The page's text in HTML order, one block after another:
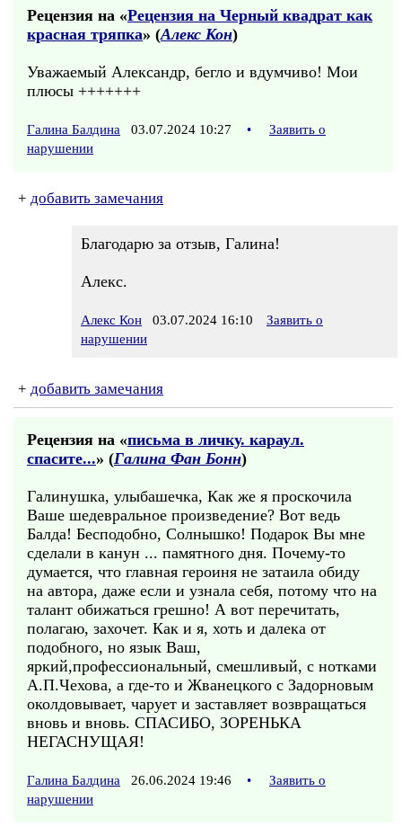
Рецензия на «Рецензия на Черный квадрат как
красная тряпка» (Алекс Кон)
Уважаемый Александр, бегло и вдумчиво! Мои
плюсы +++++++
Галина Балдина 03.07.2024 10:27 •
Заявить о
нарушении
+ добавить замечания
Благодарю за отзыв, Галина!
Алекс.
Алекс Кон 03.07.2024 16:10
Заявить о
нарушении
+ добавить замечания
Рецензия на «письма в личку. караул.
спасите...» (Галина Фан Бонн)
Галинушка, улыбашечка, Как же я проскочила
Ваше шедевральное произведение? Вот ведь
Балда! Бесподобно, Солнышко! Подарок Вы мне
сделали в канун ... памятного дня. Почему-то
думается, что главная героиня не затаила обиду
на автора, даже если и узнала себя, потому что на
талант обижаться грешно! А вот перечитать,
полагаю, захочет. Как и я, хоть и далека от
подобного, но язык Ваш,
яркий,профессиональный, смешливый, с нотками
А.П.Чехова, а где-то и Жванецкого с Задорновым
околдовывает, чарует и заставляет возвращаться
вновь и вновь. СПАСИБО, ЗОРЕНЬКА
НЕГАСНУЩАЯ!
Галина Балдина 26.06.2024 19:46 •
Заявить о
нарушении